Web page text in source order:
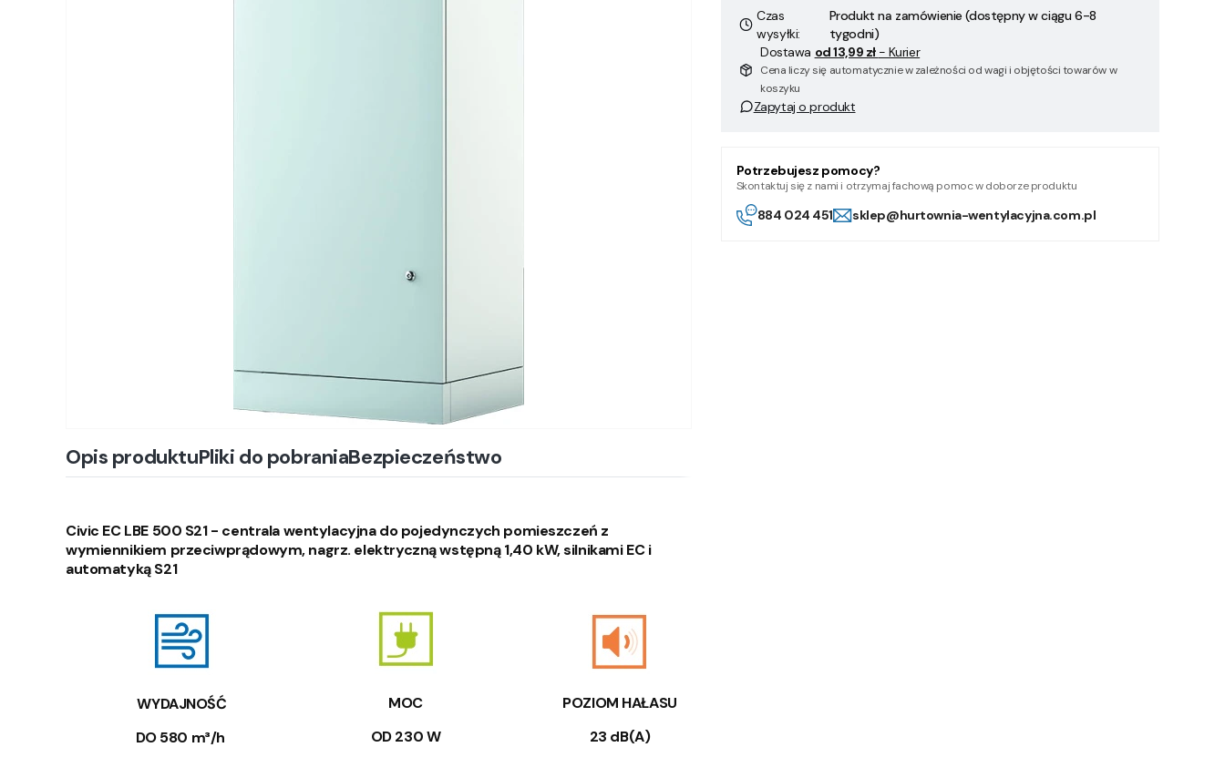
Opis produktuPliki do pobraniaBezpieczeństwo
Civic EC LBE 500 S21 - centrala wentylacyjna do pojedynczych pomieszczeń z
wymiennikiem przeciwprądowym, nagrz. elektryczną wstępną 1,40 kW, silnikami EC i
automatyką S21
WYDAJNOŚĆ
DO 580 m³/h
MOC
OD 230 W
POZIOM HAŁASU
23 dB(A)
Czas
wysyłki:
Produkt na zamówienie (dostępny w ciągu 6-8
tygodni)
Dostawa od 13,99 zł - Kurier
Cena liczy się automatycznie w zależności od wagi i objętości towarów w
koszyku
Zapytaj o produkt
Potrzebujesz pomocy?
Skontaktuj się z nami i otrzymaj fachową pomoc w doborze produktu
884 024 451 sklep@hurtownia-wentylacyjna.com.pl